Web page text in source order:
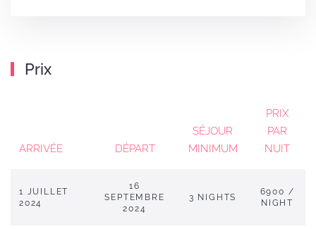
Prix
ARRIVÉE DÉPART
SÉJOUR
MINIMUM
PRIX
PAR
NUIT
1 JUILLET
2024
16
SEPTEMBRE
2024
3 NIGHTS
6900 /
NIGHT